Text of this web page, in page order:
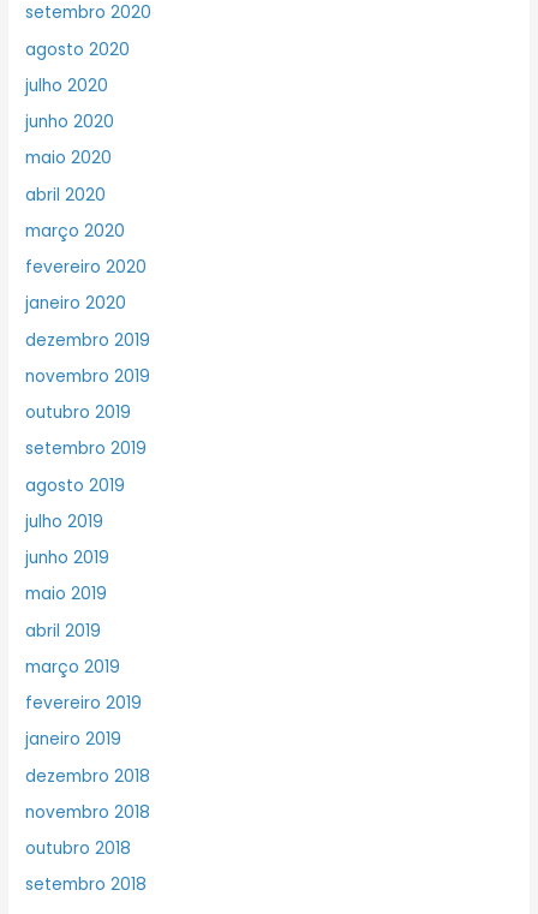
setembro 2020
agosto 2020
julho 2020
junho 2020
maio 2020
abril 2020
março 2020
fevereiro 2020
janeiro 2020
dezembro 2019
novembro 2019
outubro 2019
setembro 2019
agosto 2019
julho 2019
junho 2019
maio 2019
abril 2019
março 2019
fevereiro 2019
janeiro 2019
dezembro 2018
novembro 2018
outubro 2018
setembro 2018